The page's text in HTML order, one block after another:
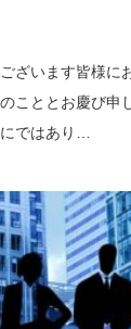
ざいます皆様に
こととお慶び申
ではあり…